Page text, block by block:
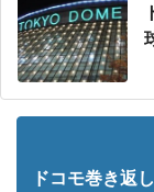
ドコモ巻き返